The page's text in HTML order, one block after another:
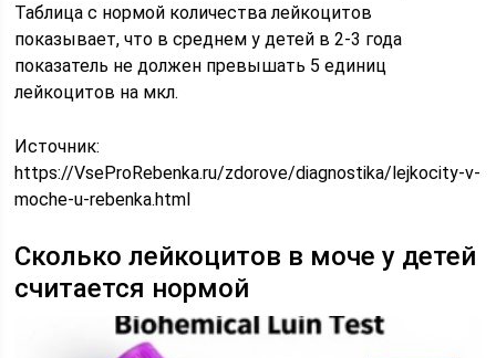
Таблица с нормой количества лейкоцитов
показывает, что в среднем у детей в 2-3 года
показатель не должен превышать 5 единиц
лейкоцитов на мкл.
Источник:
https://VseProRebenka.ru/zdorove/diagnostika/lejkocity-v-
moche-u-rebenka.html
Сколько лейкоцитов в моче у детей
считается нормой